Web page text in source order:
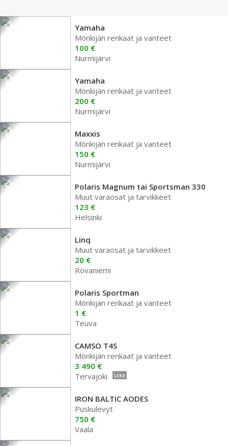
Yamaha
Mönkijän renkaat ja vanteet
100 €
Nurmijärvi
Yamaha
Mönkijän renkaat ja vanteet
200 €
Nurmijärvi
Maxxis
Mönkijän renkaat ja vanteet
150 €
Nurmijärvi
Polaris Magnum tai Sportsman 330
Muut varaosat ja tarvikkeet
123 €
Helsinki
Linq
Muut varaosat ja tarvikkeet
20 €
Rovaniemi
Polaris Sportman
Mönkijän renkaat ja vanteet
1 €
Teuva
CAMSO T4S
Mönkijän renkaat ja vanteet
3 490 €
Tervajoki
LIIKE
IRON BALTIC AODES
Puskulevyt
750 €
Vaala